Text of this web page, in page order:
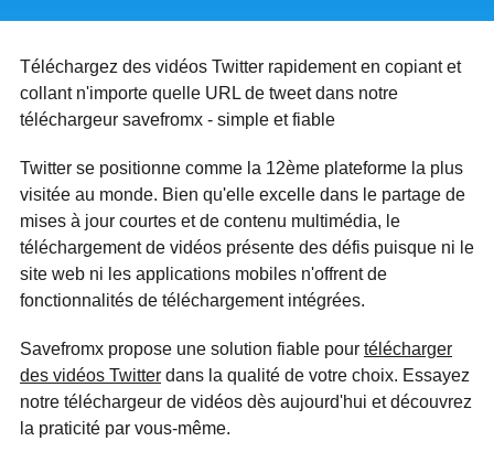
Téléchargez des vidéos Twitter rapidement en copiant et
collant n'importe quelle URL de tweet dans notre
téléchargeur savefromx - simple et fiable
Twitter se positionne comme la 12ème plateforme la plus
visitée au monde. Bien qu'elle excelle dans le partage de
mises à jour courtes et de contenu multimédia, le
téléchargement de vidéos présente des défis puisque ni le
site web ni les applications mobiles n'offrent de
fonctionnalités de téléchargement intégrées.
Savefromx propose une solution fiable pour télécharger
des vidéos Twitter dans la qualité de votre choix. Essayez
notre téléchargeur de vidéos dès aujourd'hui et découvrez
la praticité par vous-même.